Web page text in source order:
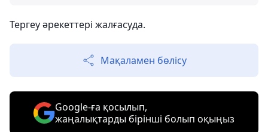
Тергеу әрекеттері жалғасуда.
Мақаламен бөлісу
Google-ға қосылып,
жаңалықтарды бірінші болып оқыңыз